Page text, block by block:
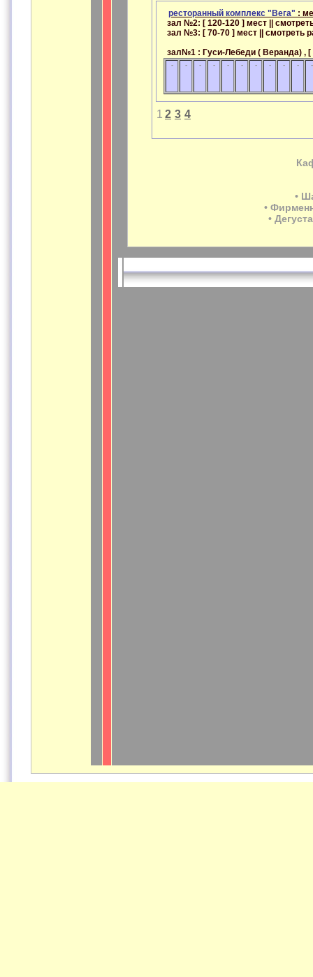
ресторанный комплекс "Вега" :
зал №2: [ 120-120 ] мест ||
зал №3: [ 70-70 ] мест || смотреть
зал№1 : Гуси-Лебеди ( Веранда) ,
- - - - - - - - - - -
1 2 3 4
•
•
•